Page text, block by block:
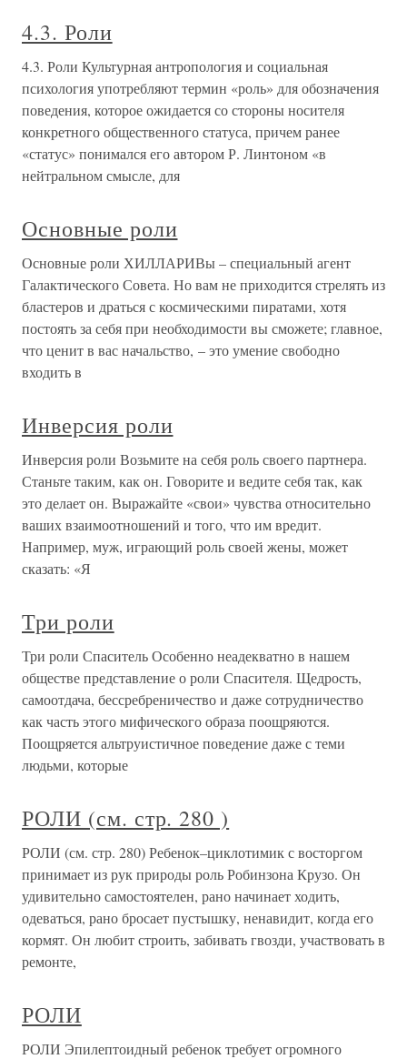
4.3. Роли
4.3. Роли Культурная антропология и социальная
психология употребляют термин «роль» для обозначения
поведения, которое ожидается со стороны носителя
конкретного общественного статуса, причем ранее
«статус» понимался его автором Р. Линтоном «в
нейтральном смысле, для
Основные роли
Основные роли ХИЛЛАРИВы – специальный агент
Галактического Совета. Но вам не приходится стрелять из
бластеров и драться с космическими пиратами, хотя
постоять за себя при необходимости вы сможете; главное,
что ценит в вас начальство, – это умение свободно
входить в
Инверсия роли
Инверсия роли Возьмите на себя роль своего партнера.
Станьте таким, как он. Говорите и ведите себя так, как
это делает он. Выражайте «свои» чувства относительно
ваших взаимоотношений и того, что им вредит.
Например, муж, играющий роль своей жены, может
сказать: «Я
Три роли
Три роли Спаситель Особенно неадекватно в нашем
обществе представление о роли Спасителя. Щедрость,
самоотдача, бессребреничество и даже сотрудничество
как часть этого мифического образа поощряются.
Поощряется альтруистичное поведение даже с теми
людьми, которые
РОЛИ (см. стр. 280 )
РОЛИ (см. стр. 280) Ребенок–циклотимик с восторгом
принимает из рук природы роль Робинзона Крузо. Он
удивительно самостоятелен, рано начинает ходить,
одеваться, рано бросает пустышку, ненавидит, когда его
кормят. Он любит строить, забивать гвозди, участвовать в
ремонте,
РОЛИ
РОЛИ Эпилептоидный ребенок требует огромного